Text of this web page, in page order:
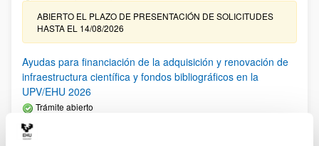
ABIERTO EL PLAZO DE PRESENTACIÓN DE SOLICITUDES
HASTA EL 14/08/2026
Ayudas para financiación de la adquisición y renovación de
infraestructura científica y fondos bibliográficos en la
UPV/EHU 2026
Trámite abierto